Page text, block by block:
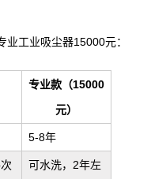
工业吸尘器15000元：
专业款（15000
元）
5-8年
可水洗，2年左